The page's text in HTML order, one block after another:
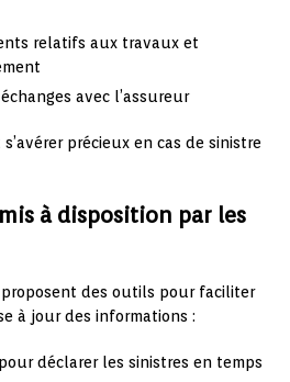
relatifs aux travaux et
avec l’assureur
précieux en cas de sinistre
à disposition par les
des outils pour faciliter
à jour des informations :
déclarer les sinistres en temps